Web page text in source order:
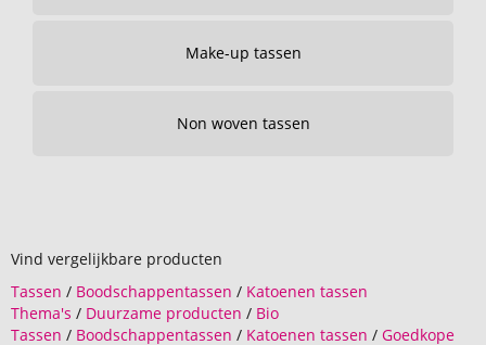
Make-up tassen
Non woven tassen
Vind vergelijkbare producten
Tassen / Boodschappentassen / Katoenen tassen
Thema's / Duurzame producten / Bio
Tassen / Boodschappentassen / Katoenen tassen / Goedkope